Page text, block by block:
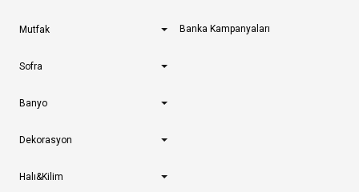
Mutfak
Sofra
Banyo
Dekorasyon
Halı&Kilim
Banka Kampanyaları